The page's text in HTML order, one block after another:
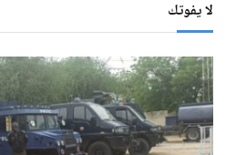
لا يفوتك